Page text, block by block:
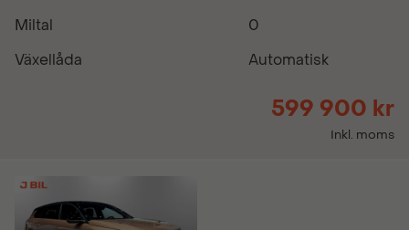
Miltal
0
Växellåda
Automatisk
599 900 kr
Inkl. moms